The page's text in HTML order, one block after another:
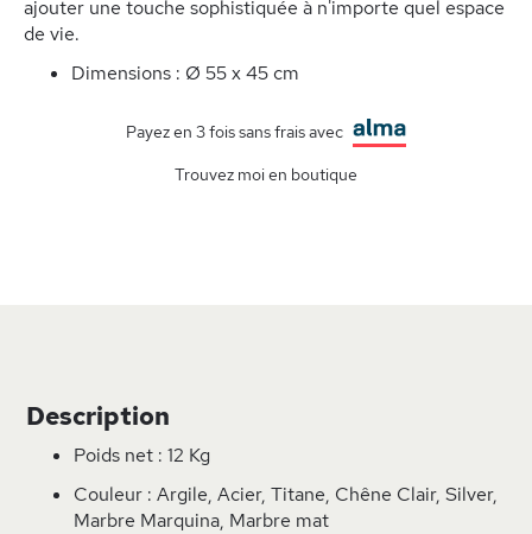
ajouter une touche sophistiquée à n'importe quel espace
de vie.
Dimensions : Ø 55 x 45 cm
Payez en 3 fois sans frais avec
Trouvez moi en boutique
Description
Poids net : 12 Kg
Couleur : Argile, Acier, Titane, Chêne Clair, Silver,
Marbre Marquina, Marbre mat